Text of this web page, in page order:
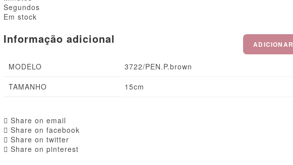
Segundos
Em stock
ADICIONAR
Informação adicional
MODELO
3722/PEN.P.brown
TAMANHO
15cm
Share on email
Share on facebook
Share on twitter
Share on pinterest